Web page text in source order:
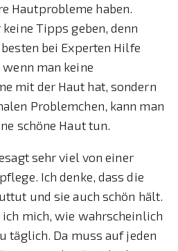
Hautprobleme haben.
Tipps geben, denn
bei Experten Hilfe
wenn man keine
mit der Haut hat, sondern
Problemchen, kann man
schöne Haut tun.
sehr viel von einer
Ich denke, dass die
und sie auch schön hält.
mich, wie wahrscheinlich
täglich. Da muss auf jeden